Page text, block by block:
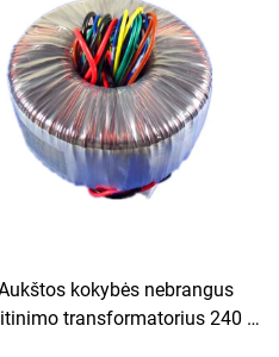
kokybės nebrangus
transformatorius 240 V